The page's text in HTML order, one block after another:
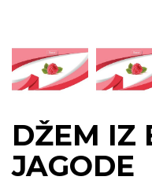
DŽEM IZ
JAGODE